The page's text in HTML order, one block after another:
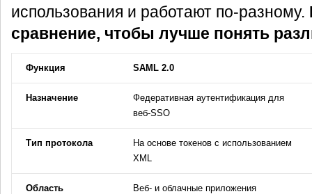
использования и работают по-разному.
сравнение, чтобы лучше понять
Функция SAML 2.0
Назначение
Федеративная аутентификация для
веб-SSO
Тип протокола
На основе токенов с использованием
XML
Область
Веб- и облачные приложения